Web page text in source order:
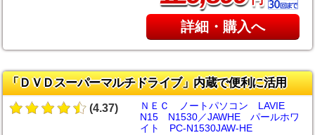
詳細・購入へ
「ＤＶＤスーパーマルチドライブ」内蔵で便利に活用
(4.37)
ＮＥＣ ノートパソコン LAVIE
N15 N1530／JAWHE パールホワ
イト PC-N1530JAW-HE